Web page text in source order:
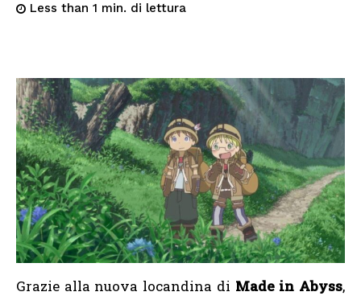
Less than 1 min. di lettura
Grazie alla nuova locandina di Made in Abyss,